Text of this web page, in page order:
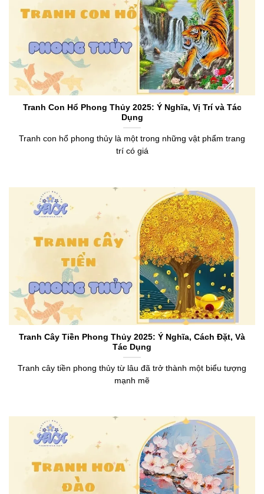
Tranh Con Hổ Phong Thủy 2025: Ý Nghĩa, Vị Trí và Tác
Dụng
Tranh con hổ phong thủy là một trong những vật phẩm trang
trí có giá
Tranh Cây Tiền Phong Thủy 2025: Ý Nghĩa, Cách Đặt, Và
Tác Dụng
Tranh cây tiền phong thủy từ lâu đã trở thành một biểu tượng
mạnh mẽ